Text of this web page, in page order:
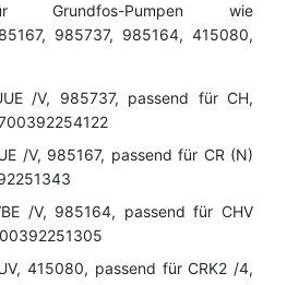
Grundfos-Pumpen wie
985737, 985164, 415080,
/V, 985737, passend für CH,
/V, 985167, passend für CR (N)
/V, 985164, passend für CHV
415080, passend für CRK2 /4,